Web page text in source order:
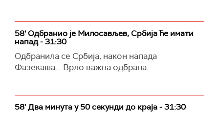
58' Одбранио је Милосављев, Србија ће имати
напад - 31:30
Одбранила се Србија, након напада
Фазекаша... Врло важна одбрана.
58' Два минута у 50 секунди до краја - 31:30